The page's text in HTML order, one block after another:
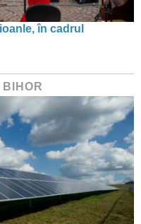
în cadrul